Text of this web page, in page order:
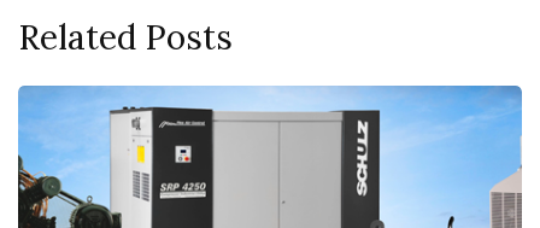
Related Posts